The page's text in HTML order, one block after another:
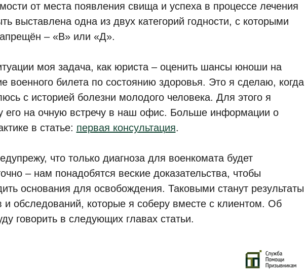
от места появления свища и успеха в процессе лечения
выставлена одна из двух категорий годности, с которыми
– «В» или «Д».
моя задача, как юриста – оценить шансы юноши на
военного билета по состоянию здоровья. Это я сделаю, когда
с историей болезни молодого человека. Для этого я
его на очную встречу в наш офис. Больше информации о
в статье: первая консультация.
что только диагноза для военкомата будет
– нам понадобятся веские доказательства, чтобы
основания для освобождения. Таковыми станут результаты
и обследований, которые я соберу вместе с клиентом. Об
говорить в следующих главах статьи.